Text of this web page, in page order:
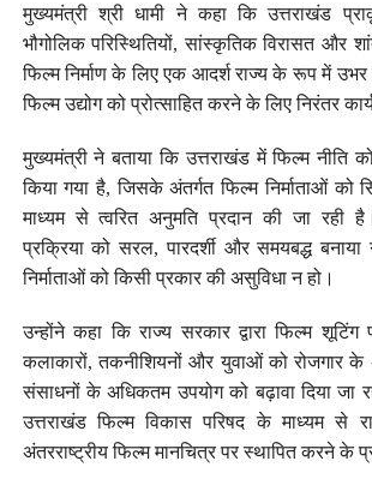
मुख्यमंत्री श्री धामी ने कहा कि उत्तराखंड
भौगोलिक परिस्थितियों, सांस्कृतिक विरासत और
फिल्म निर्माण के लिए एक आदर्श राज्य के रूप में उभर
फिल्म उद्योग को प्रोत्साहित करने के लिए निरंतर
मुख्यमंत्री ने बताया कि उत्तराखंड में फिल्म नीति
किया गया है, जिसके अंतर्गत फिल्म निर्माताओं को
माध्यम से त्वरित अनुमति प्रदान की जा रही
प्रक्रिया को सरल, पारदर्शी और समयबद्ध
निर्माताओं को किसी प्रकार की असुविधा न हो।
उन्होंने कहा कि राज्य सरकार द्वारा फिल्म शूटिंग
कलाकारों, तकनीशियनों और युवाओं को रोजगार
संसाधनों के अधिकतम उपयोग को बढ़ावा दिया जा
उत्तराखंड फिल्म विकास परिषद के माध्यम से
अंतरराष्ट्रीय फिल्म मानचित्र पर स्थापित करने के